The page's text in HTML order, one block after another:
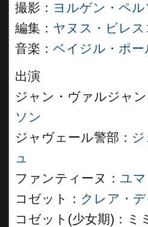
撮影： ヨルゲン・ペル
編集： ヤヌス・ビレ
音楽： ベイジル・ポー
出演
ジャン・ヴァルジャン
ソン
ジャヴェール警部：
ュ
ファンティーヌ： ユ
コゼット： クレア・
コゼット(少女期)：ミ